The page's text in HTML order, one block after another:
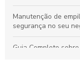
Manutenção de
segurança no seu
Guia Completo